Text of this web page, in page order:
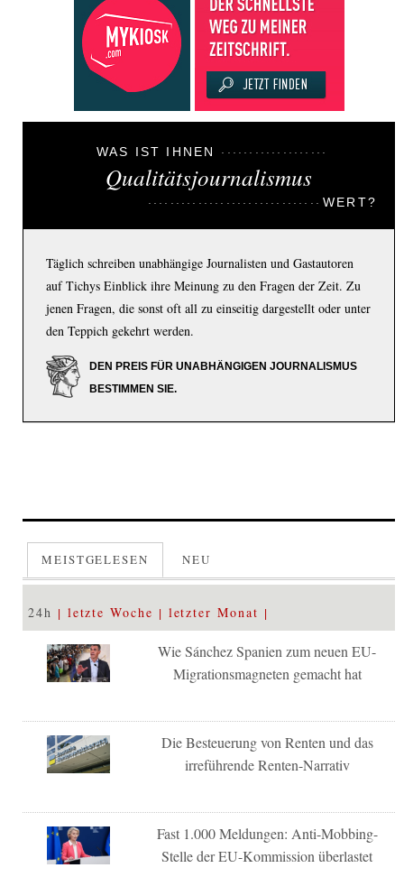
WAS IST IHNEN
Qualitätsjournalismus
WERT?
Täglich schreiben unabhängige Journalisten und Gastautoren
auf Tichys Einblick ihre Meinung zu den Fragen der Zeit. Zu
jenen Fragen, die sonst oft all zu einseitig dargestellt oder unter
den Teppich gekehrt werden.
DEN PREIS FÜR UNABHÄNGIGEN JOURNALISMUS
BESTIMMEN SIE.
MEISTGELESEN NEU
24h letzte Woche letzter Monat
Wie Sánchez Spanien zum neuen EU-
Migrationsmagneten gemacht hat
Die Besteuerung von Renten und das
irreführende Renten-Narrativ
Fast 1.000 Meldungen: Anti-Mobbing-
Stelle der EU-Kommission überlastet